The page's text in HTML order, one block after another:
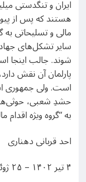
ایران و تنگدستی
هستند که پس از
مالی و تسلیحاتی
سایر تشکل‌های
شوند. جالب اینجا
پارلمان آن نقش
است. ولی جمهوری
حشدِ شعبی،
به “گروه ویژه اقدام
احد قربانی دهناری
۴ تیر ۱۴۰۲ – ۲۵ ژوئن ۲۰۲۳